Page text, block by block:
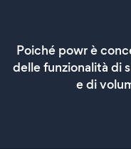
Poiché powr è
delle funzionalità di
e di